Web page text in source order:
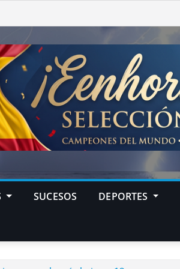
SUCESOS DEPORTES